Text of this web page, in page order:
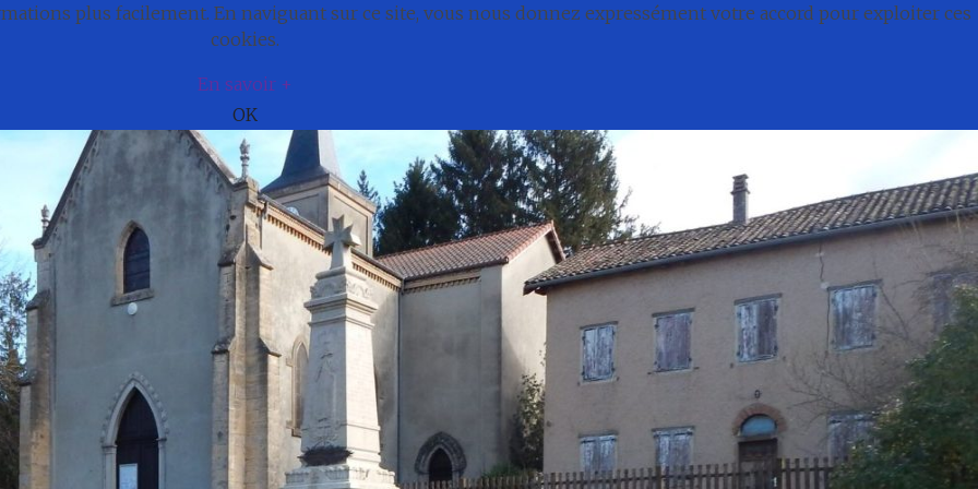
Cadre de vie
plus facilement. En naviguant sur ce site, vous nous donnez expressément votre accord pour exploiter ces
cookies.
En savoir +
OK